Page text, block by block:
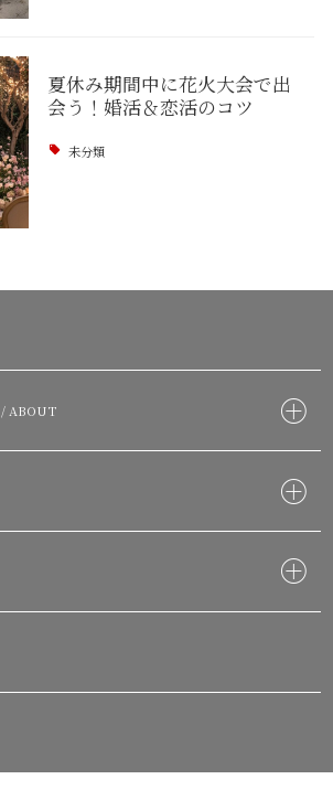
夏休み期間中に花火大会で出
会う！婚活＆恋活のコツ
未分類
/ ABOUT